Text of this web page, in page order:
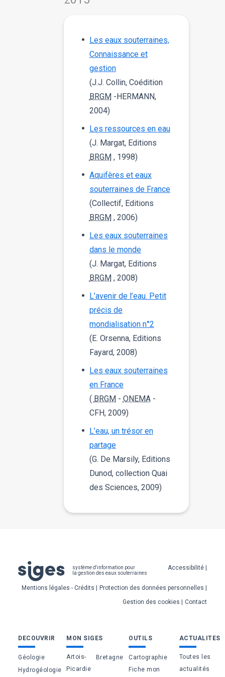
Les eaux souterraines,
Connaissance et
gestion
(J.J. Collin, Coédition
BRGM -HERMANN,
2004)
Les ressources en eau
(J. Margat, Editions
BRGM , 1998)
Aquifères et eaux
souterraines de France
(Collectif, Editions
BRGM , 2006)
Les eaux souterraines
dans le monde
(J. Margat, Editions
BRGM , 2008)
L’avenir de l’eau. Petit
précis de
mondialisation n°2
(E. Orsenna, Editions
Fayard, 2008)
Les eaux souterraines
en France
( BRGM - ONEMA -
CFH, 2009)
L’eau, un trésor en
partage
(G. De Marsily, Editions
Dunod, collection Quai
des Sciences, 2009)
système d'information pour
la gestion des eaux souterraines
Pied
de
page
Accessibilité
Mentions légales - Crédits
Protection des données personnelles
Gestion des cookies
Contact
Bas
de
page
DECOUVRIR
Géologie
Hydrogéologie
MON SIGES
Artois-
Picardie
Bretagne
OUTILS
Cartographie
Fiche mon
ACTUALITES
Toutes les
actualités